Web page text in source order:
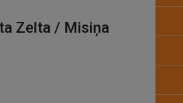
Zelta / Misiņa